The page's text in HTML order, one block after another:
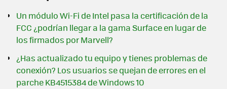
Un módulo Wi-Fi de Intel pasa la certificación de la
FCC ¿podrían llegar a la gama Surface en lugar de
los firmados por Marvell?
¿Has actualizado tu equipo y tienes problemas de
conexión? Los usuarios se quejan de errores en el
parche KB4515384 de Windows 10